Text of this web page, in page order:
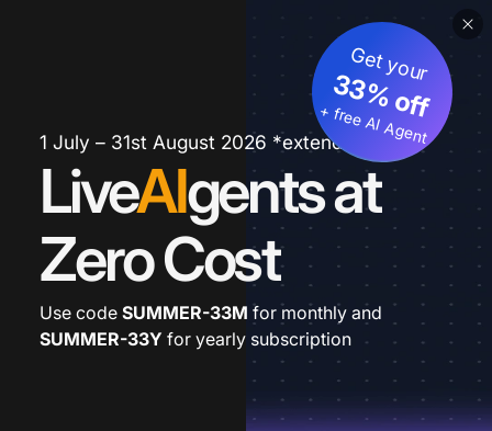
1 July – 31st August 2026 *extended
LiveAIgents at
Zero Cost
Get your
33% off
+ free AI Agent
Use code SUMMER-33M for monthly and
SUMMER-33Y for yearly subscription